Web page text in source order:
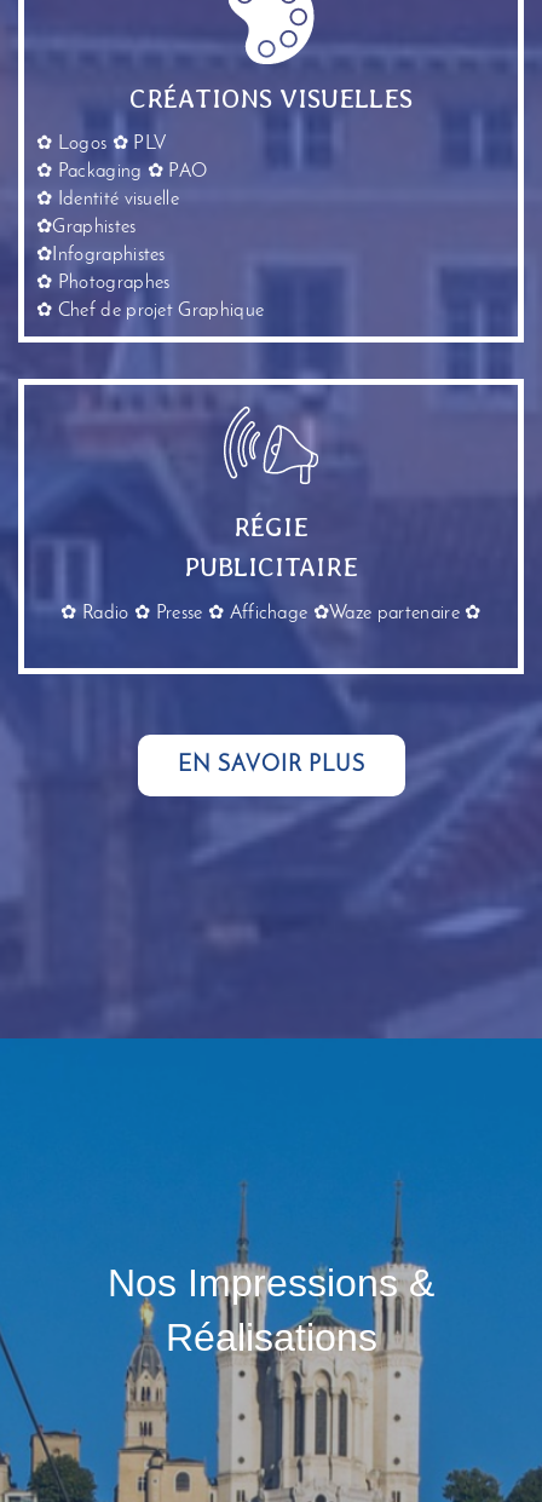
CRÉATIONS VISUELLES
✿ Logos ✿ PLV
✿ Packaging ✿ PAO
✿ Identité visuelle
✿Graphistes
✿Infographistes
✿ Photographes
✿ Chef de projet Graphique
RÉGIE
PUBLICITAIRE
✿ Radio ✿ Presse ✿ Affichage ✿Waze partenaire ✿
EN SAVOIR PLUS
Nos Impressions &
Réalisations